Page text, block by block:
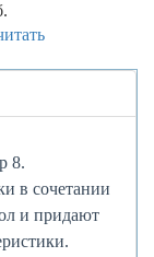
8.
в сочетании
и придают